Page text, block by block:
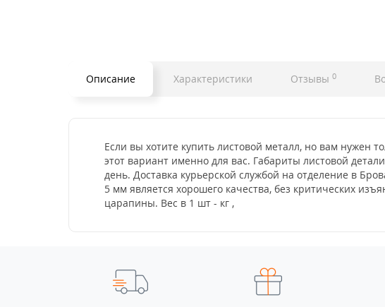
Описание Характеристики Отзывы 0
Если вы хотите купить листовой металл, но вам нужен
этот вариант именно для вас. Габариты листовой
день. Доставка курьерской службой на отделение в
5 мм является хорошего качества, без критических
царапины. Вес в 1 шт - кг ,